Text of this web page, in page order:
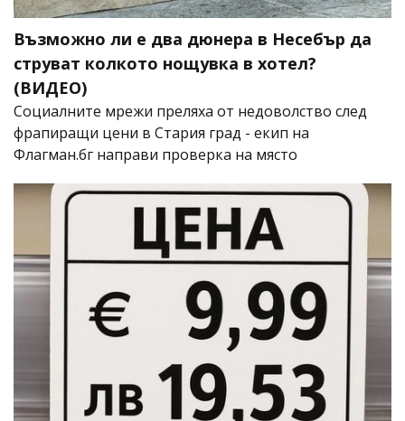
Възможно ли е два дюнера в Несебър да
струват колкото нощувка в хотел?
(ВИДЕО)
Социалните мрежи преляха от недоволство след
фрапиращи цени в Стария град - екип на
Флагман.бг направи проверка на място